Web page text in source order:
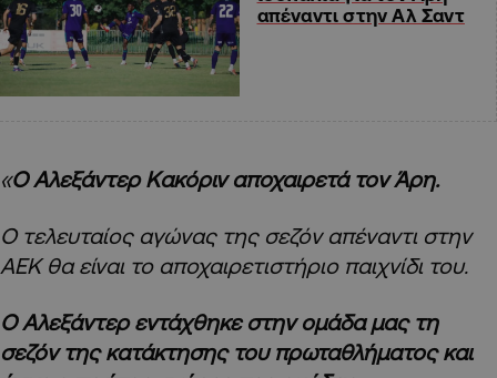
απέναντι στην Αλ Σαντ
«Ο Αλεξάντερ Κακόριν αποχαιρετά τον Άρη.
Ο τελευταίος αγώνας της σεζόν απέναντι στην
ΑΕΚ θα είναι το αποχαιρετιστήριο παιχνίδι του.
Ο Αλεξάντερ εντάχθηκε στην ομάδα μας τη
σεζόν της κατάκτησης του πρωταθλήματος και